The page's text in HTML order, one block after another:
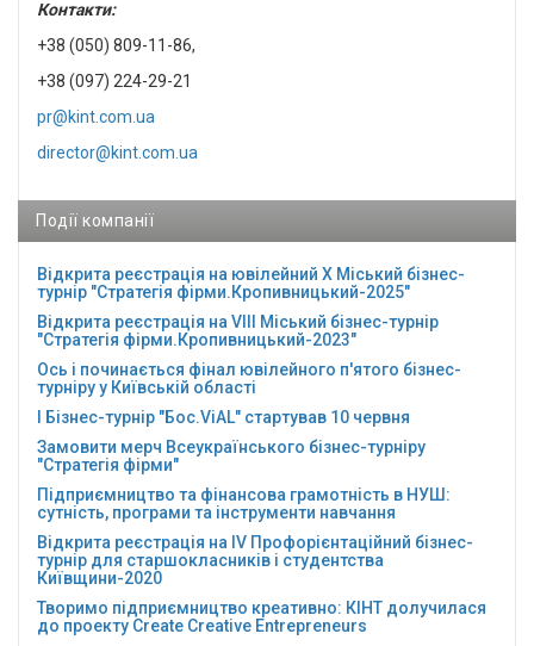
Контакти:
+38 (050) 809-11-86,
+38 (097) 224-29-21
pr@kint.com.ua
director@kint.com.ua
Події компанії
Відкрита реєстрація на ювілейний Х Міський бізнес-
турнір "Стратегія фірми.Кропивницький-2025"
Відкрита реєстрація на VІІІ Міський бізнес-турнір
"Стратегія фірми.Кропивницький-2023"
Ось і починається фінал ювілейного п'ятого бізнес-
турніру у Київській області
І Бізнес-турнір "Бос.ViAL" стартував 10 червня
Замовити мерч Всеукраїнського бізнес-турніру
"Стратегія фірми"
Підприємництво та фінансова грамотність в НУШ:
сутність, програми та інструменти навчання
Відкрита реєстрація на ІV Профорієнтаційний бізнес-
турнір для старшокласників і студентства
Київщини-2020
Творимо підприємництво креативно: КІНТ долучилася
до проекту Сreate Creative Entrepreneurs